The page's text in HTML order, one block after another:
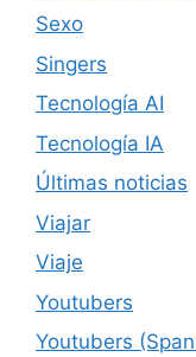
Sexo
Singers
Tecnología AI
Tecnología IA
Últimas noticias
Viajar
Viaje
Youtubers
Youtubers